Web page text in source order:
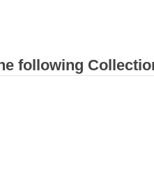
following